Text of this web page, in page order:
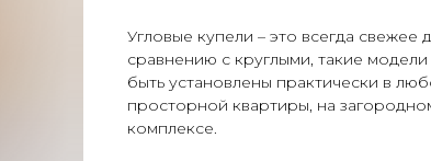
Угловые купели – это всегда
сравнению с круглыми, такие
быть установлены практически в
просторной квартиры, на
комплексе.